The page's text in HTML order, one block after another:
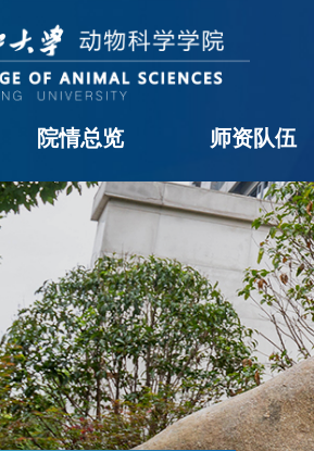
院情总览
学院概况
历任领导
现任领导
机构设置
学院黄页
科室职责
办事流程
院长信箱
师资队伍
教职工名录
学科队伍
博士后
访问学者